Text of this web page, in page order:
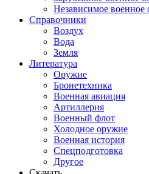
Независимое военное
Справочники
Воздух
Вода
Земля
Литература
Оружие
Бронетехника
Военная авиация
Артиллерия
Военный флот
Холодное оружие
Военная история
Спецподготовка
Другое